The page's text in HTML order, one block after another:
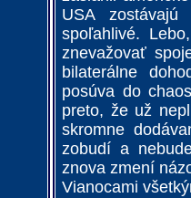
USA
spoľahlivé.
znevažovať
bilaterálne
posúva do
preto, že už
skromne
zobudí a
znova zmení
Vianocami